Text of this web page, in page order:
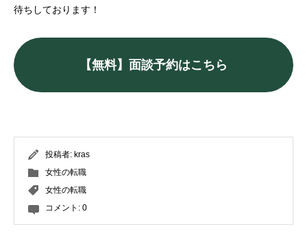
待ちしております！
【無料】面談予約はこちら
投稿者: kras
女性の転職
女性の転職
コメント: 0